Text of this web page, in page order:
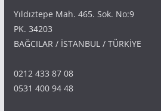
Yıldıztepe Mah. 465. Sok. No:9
PK. 34203
BAĞCILAR / İSTANBUL / TÜRKİYE
0212 433 87 08
0531 400 94 48